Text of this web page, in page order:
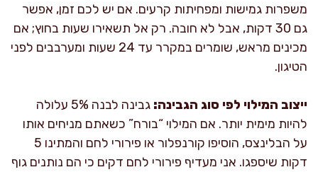
משפרות גמישות ומפחיתות קרעים. אם יש לכם זמן, אפשר
גם 30 דקות, אבל לא חובה. רק אל תשאירו שעות בחוץ; אם
מכינים מראש, שומרים במקרר עד 24 שעות ומערבבים לפני
הטיגון.
ייצוב המילוי לפי סוג הגבינה:
גבינה לבנה 5% עלולה
להיות מימית יותר. אם המילוי “בורח” כשאתם מניחים אותו
על הבלינצס, הוסיפו קורנפלור או פירורי לחם והמתינו 5
דקות שיספגו. אני מעדיף פירורי לחם דקים כי הם נותנים גוף